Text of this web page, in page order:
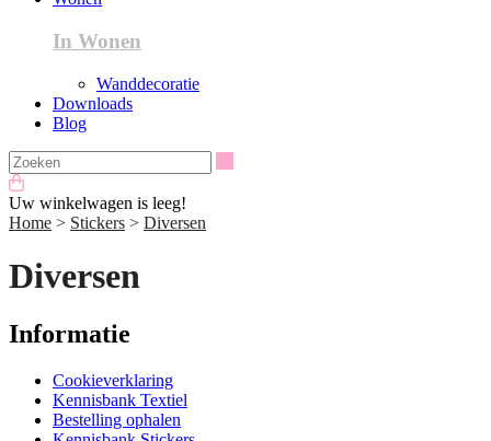
In Wonen
Wanddecoratie
Downloads
Blog
Uw winkelwagen is leeg!
Home > Stickers > Diversen
Diversen
Informatie
Cookieverklaring
Kennisbank Textiel
Bestelling ophalen